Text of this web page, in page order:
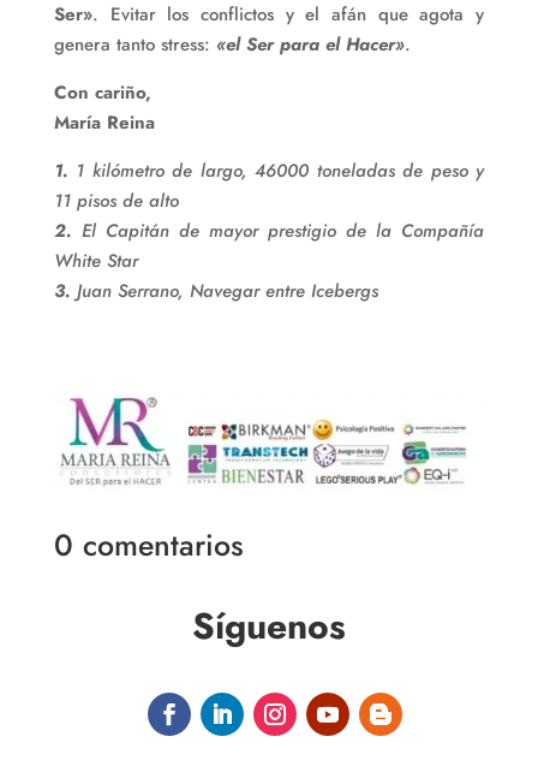
Ser». Evitar los conflictos y el afán que agota y
genera tanto stress: «el Ser para el Hacer».
Con cariño,
María Reina
1. 1 kilómetro de largo, 46000 toneladas de peso y
11 pisos de alto
2. El Capitán de mayor prestigio de la Compañía
White Star
3.Juan Serrano, Navegar entre Icebergs
0 comentarios
Síguenos